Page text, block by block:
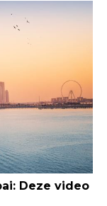
Deze video